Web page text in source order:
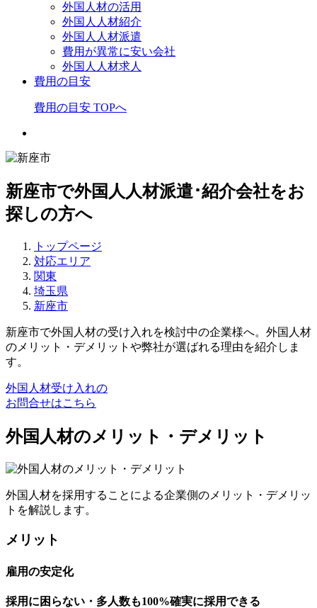
外国人材の活用
外国人人材紹介
外国人人材派遣
費用が異常に安い会社
外国人人材求人
費用の目安
費用の目安 TOPへ
新座市で外国人人材派遣･紹介会社をお
探しの方へ
トップページ
対応エリア
関東
埼玉県
新座市
新座市で外国人材の受け入れを検討中の企業様へ。外国人材
のメリット・デメリットや弊社が選ばれる理由を紹介しま
す。
外国人材受け入れの
お問合せはこちら
外国人材のメリット・デメリット
外国人材を採用することによる企業側のメリット・デメリッ
トを解説します。
メリット
雇用の安定化
採用に困らない・多人数も100%確実に採用できる